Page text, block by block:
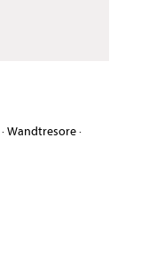
·Wandtresore·